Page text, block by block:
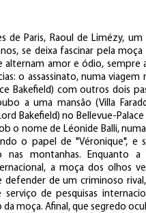
de Paris, Raoul de Limézy,
se deixa fascinar pela
alternam amor e ódio, sempre
o assassinato, numa
Bakefield) com outros dois
a uma mansão (Villa
Bakefield) no Bellevue-
o nome de Léonide Balli,
o papel de "Véronique",
nas montanhas. Enquanto
a moça dos olhos
defender de um criminoso
de pesquisas
moça. Afinal, que segredo